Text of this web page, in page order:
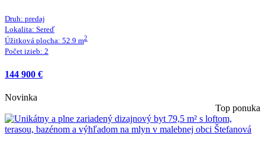
Druh: predaj
Lokalita: Sereď
Úžitková plocha: 52.9 m2
Počet izieb: 2
144 900 €
Novinka
Top ponuka